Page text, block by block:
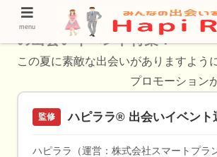
【2024年度版】川越市で参加
の出会いイベント特集！
この夏に素敵な出会いがありますよう
プロモーション
監修 ハピララ® 出会いイベント
ハピララ（運営：株式会社スマートプラ
menu